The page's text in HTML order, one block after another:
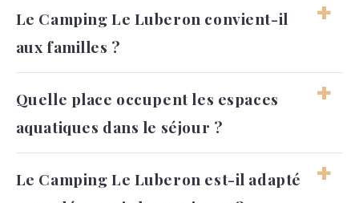
Le séjour peut être reposant, familial ou plus
actif selon les envies. Le cadre permet
d’alterner facilement entre baignade,
Le Camping Le Luberon convient-il
aux familles ?
Oui, l’ambiance et les espaces de loisirs
permettent aux familles de profiter d’un
séjour agréable. Chacun peut trouver son
Quelle place occupent les espaces
aquatiques dans le séjour ?
Ils apportent une respiration appréciable
dans les journées, surtout après une sortie
Le Camping Le Luberon est-il adapté